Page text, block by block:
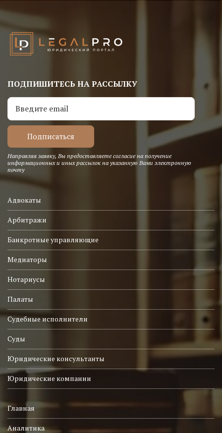
ПОДПИШИТЕСЬ НА РАССЫЛКУ
Направляя заявку, Вы предоставляете согласие на получение
информационных и иных рассылок на указанную Вами электронную
почту
Адвокаты
Арбитражи
Банкротные управляющие
Медиаторы
Нотариусы
Палаты
Судебные исполнители
Суды
Юридические консультанты
Юридические компании
Главная
Аналитика